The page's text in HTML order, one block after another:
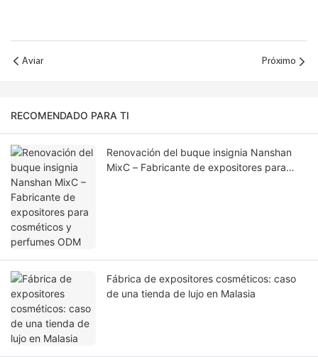
Aviar Próximo
RECOMENDADO PARA TI
Renovación del buque insignia Nanshan
MixC – Fabricante de expositores para
Fábrica de expositores cosméticos: caso
de una tienda de lujo en Malasia